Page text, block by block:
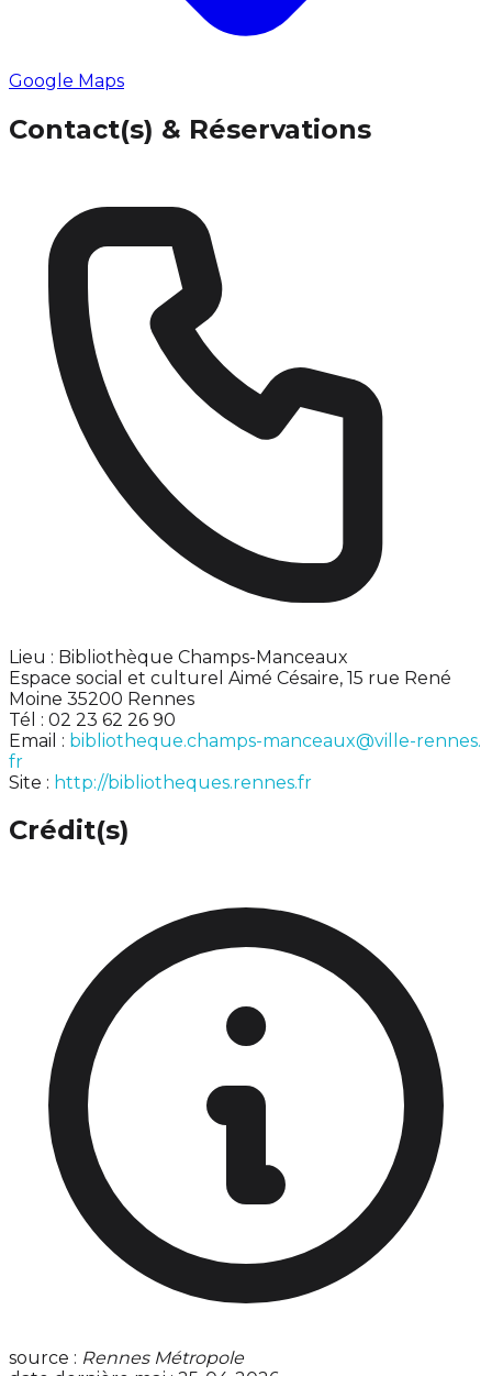
Google Maps
Contact(s) & Réservations
Lieu : Bibliothèque Champs-Manceaux
Espace social et culturel Aimé Césaire, 15 rue René
Moine 35200 Rennes
Tél : 02 23 62 26 90
Email : bibliotheque.champs-manceaux@ville-rennes.
fr
Site : http://bibliotheques.rennes.fr
Crédit(s)
source : Rennes Métropole